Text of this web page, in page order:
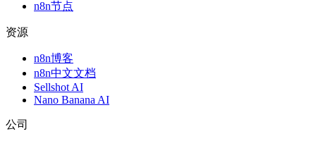
n8n节点
资源
n8n博客
n8n中文文档
Sellshot AI
Nano Banana AI
公司